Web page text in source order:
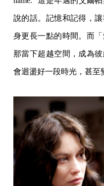
說的話。記憶和記得，
身更長一點的時間。而
那當下超越空間，成為
會迴盪好一段時光，甚至